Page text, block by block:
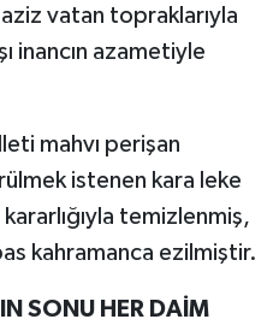
aziz vatan topraklarıyla
inancın azametiyle
mahvı perişan
istenen kara leke
temizlenmiş,
kahramanca ezilmiştir.
SONU HER DAİM